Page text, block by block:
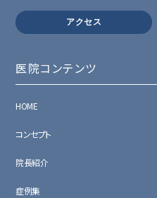
アクセス
医院コンテンツ
HOME
コンセプト
院長紹介
症例集